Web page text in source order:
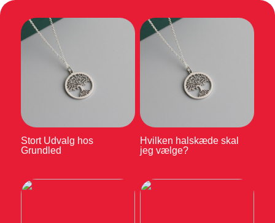
Stort Udvalg hos
Grundled
Hvilken halskæde skal
jeg vælge?